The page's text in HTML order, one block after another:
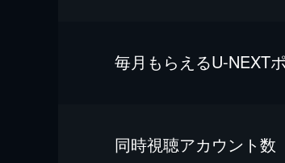
毎⽉もらえるU-NEXT
同時視聴アカウント数